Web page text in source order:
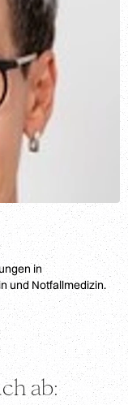
in
und Notfallmedizin.
ab: